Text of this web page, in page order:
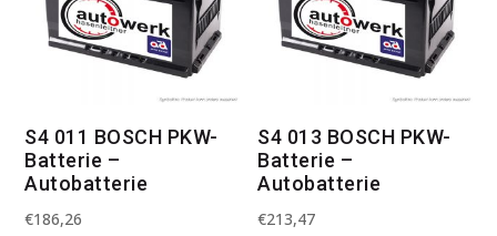
S4 011 BOSCH PKW-
Batterie –
Autobatterie
€186,26
S4 013 BOSCH PKW-
Batterie –
Autobatterie
€213,47